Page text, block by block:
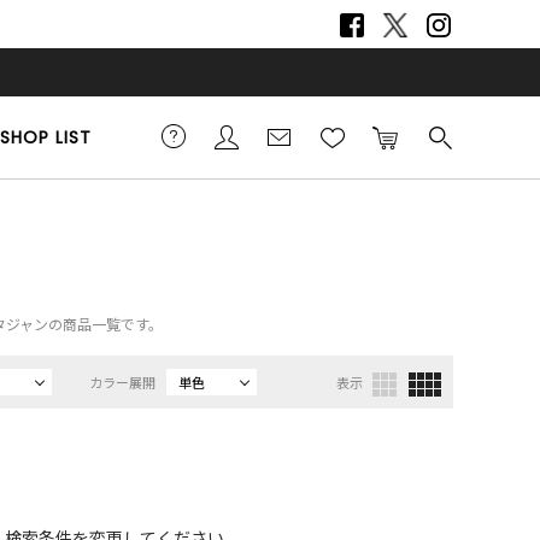
SHOP LIST
ャンの商品一覧です。
カラー展開 単色 表示